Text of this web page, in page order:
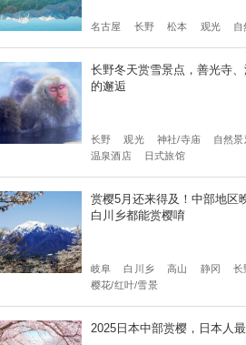
名古屋 长野 松本 观光 自
长野冬天赏雪景点，善光寺
的邂逅
长野 观光 神社/寺庙 自然景
温泉酒店
日式旅馆
赏樱5月还来得及！中部地区
白川乡都能赏樱唷
岐阜 白川乡 高山 静冈 长
樱花/红叶/雪景
2025日本中部赏樱，日本人